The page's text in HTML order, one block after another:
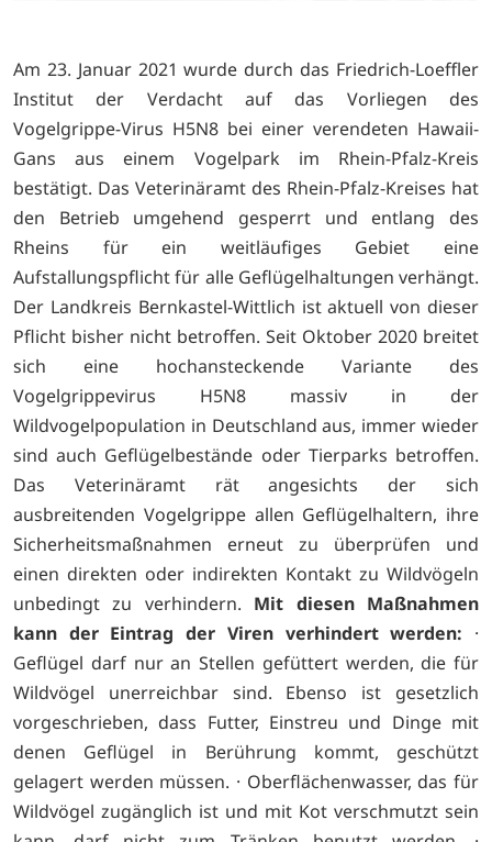
Am 23. Januar 2021 wurde durch das Friedrich-Loeffler
Institut der Verdacht auf das Vorliegen des
Vogelgrippe-Virus H5N8 bei einer verendeten Hawaii-
Gans aus einem Vogelpark im Rhein-Pfalz-Kreis
bestätigt. Das Veterinäramt des Rhein-Pfalz-Kreises hat
den Betrieb umgehend gesperrt und entlang des
Rheins für ein weitläufiges Gebiet eine
Aufstallungspflicht für alle Geflügelhaltungen verhängt.
Der Landkreis Bernkastel-Wittlich ist aktuell von dieser
Pflicht bisher nicht betroffen. Seit Oktober 2020 breitet
sich eine hochansteckende Variante des
Vogelgrippevirus H5N8 massiv in der
Wildvogelpopulation in Deutschland aus, immer wieder
sind auch Geflügelbestände oder Tierparks betroffen.
Das Veterinäramt rät angesichts der sich
ausbreitenden Vogelgrippe allen Geflügelhaltern, ihre
Sicherheitsmaßnahmen erneut zu überprüfen und
einen direkten oder indirekten Kontakt zu Wildvögeln
unbedingt zu verhindern. Mit diesen Maßnahmen
kann der Eintrag der Viren verhindert werden: ·
Geflügel darf nur an Stellen gefüttert werden, die für
Wildvögel unerreichbar sind. Ebenso ist gesetzlich
vorgeschrieben, dass Futter, Einstreu und Dinge mit
denen Geflügel in Berührung kommt, geschützt
gelagert werden müssen. · Oberflächenwasser, das für
Wildvögel zugänglich ist und mit Kot verschmutzt sein